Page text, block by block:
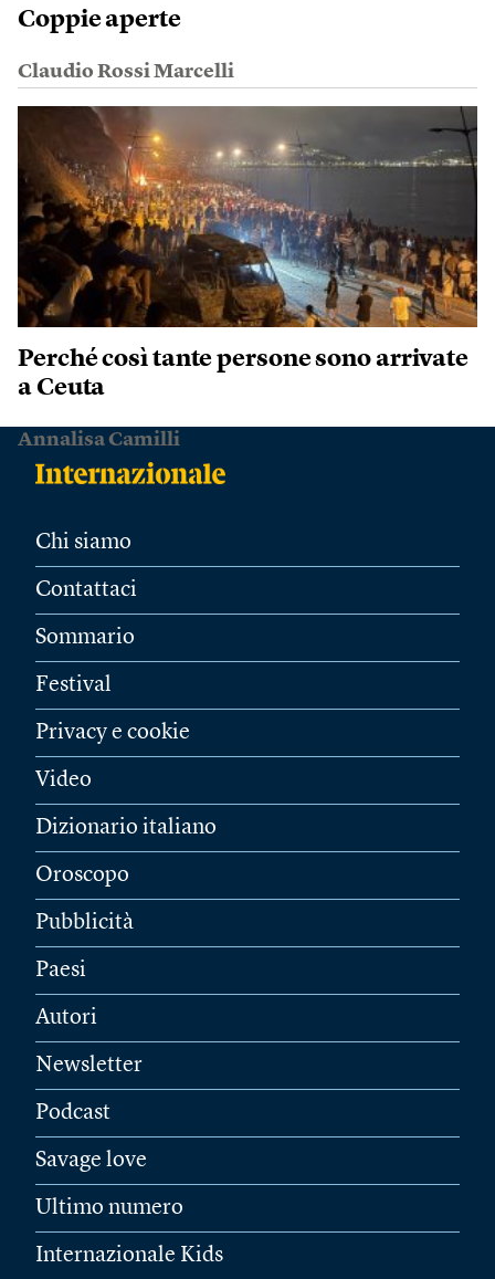
Coppie aperte
Claudio Rossi Marcelli
Perché così tante persone sono arrivate
a Ceuta
Annalisa Camilli
Chi siamo
Contattaci
Sommario
Festival
Privacy e cookie
Video
Dizionario italiano
Oroscopo
Pubblicità
Paesi
Autori
Newsletter
Podcast
Savage love
Ultimo numero
Internazionale Kids